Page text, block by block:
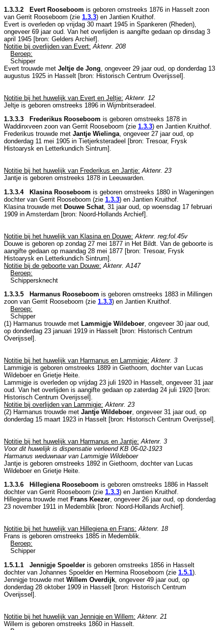
1.3.3.2 Evert Rooseboom is geboren omstreeks 1876 in Hasselt zoon
van Gerrit Rooseboom (zie 1.3.3) en Jantien Kruithof.
Evert is overleden op vrijdag 30 maart 1945 in Spankeren (Rheden),
ongeveer 69 jaar oud. Van het overlijden is aangifte gedaan op dinsdag 3
april 1945 [bron: Gelders Archief].
Notitie bij overlijden van Evert: Aktenr. 208
Beroep:
Schipper
Evert trouwde met Jeltje de Jong, ongeveer 29 jaar oud, op donderdag 13
augustus 1925 in Hasselt [bron: Historisch Centrum Overijssel ].
Notitie bij het huwelijk van Evert en Jeltje: Aktenr. 12
Jeltje is geboren omstreeks 1896 in Wijmbritseradeel .
1.3.3.3 Frederikus Rooseboom is geboren omstreeks 1878 in
Waddinxveen zoon van Gerrit Rooseboom (zie 1.3.3) en Jantien Kruithof.
Frederikus trouwde met Jantje Wielinga, ongeveer 27 jaar oud, op
donderdag 11 mei 1905 in Tietjerksteradeel [bron: Tresoar, Frysk
Histoarysk en Letterkundich Sintrum].
Notitie bij het huwelijk van Frederikus en Jantje: Aktenr. 23
Jantje is geboren omstreeks 1878 in Leeuwarden.
1.3.3.4 Klasina Rooseboom is geboren omstreeks 1880 in Wageningen
dochter van Gerrit Rooseboom (zie 1.3.3) en Jantien Kruithof.
Klasina trouwde met Douwe Schat, 31 jaar oud, op woensdag 17 februari
1909 in Amsterdam [bron: Noord-Hollands Archief].
Notitie bij het huwelijk van Klasina en Douwe: Aktenr. reg;fol.45v
Douwe is geboren op zondag 27 mei 1877 in Het Bildt . Van de geboorte is
aangifte gedaan op maandag 28 mei 1877 [bron: Tresoar, Frysk
Histoarysk en Letterkundich Sintrum].
Notitie bij de geboorte van Douwe: Aktenr. A147
Beroep:
Schippersknecht
1.3.3.5 Harmanus Rooseboom is geboren omstreeks 1883 in Millingen
zoon van Gerrit Rooseboom (zie 1.3.3) en Jantien Kruithof.
Beroep:
Schipper
(1) Harmanus trouwde met Lammigje Wildeboer, ongeveer 30 jaar oud,
op donderdag 23 januari 1919 in Hasselt [bron: Historisch Centrum
Overijssel ].
Notitie bij het huwelijk van Harmanus en Lammigje: Aktenr. 3
Lammigje is geboren omstreeks 1889 in Giethoorn, dochter van Lucas
Wildeboer en Grietje Heite.
Lammigje is overleden op vrijdag 23 juli 1920 in Hasselt, ongeveer 31 jaar
oud. Van het overlijden is aangifte gedaan op zaterdag 24 juli 1920 [bron:
Historisch Centrum Overijssel ].
Notitie bij overlijden van Lammigje: Aktenr. 23
(2) Harmanus trouwde met Jantje Wildeboer, ongeveer 31 jaar oud, op
donderdag 15 maart 1923 in Hasselt [bron: Historisch Centrum Overijssel ].
Notitie bij het huwelijk van Harmanus en Jantje: Aktenr. 3
Voor dit huwelijk is dispensatie verleend KB 06-02-1923
Harmanus weduwnaar van Lammigje Wildeboer
Jantje is geboren omstreeks 1892 in Giethoorn, dochter van Lucas
Wildeboer en Grietje Heite.
1.3.3.6 Hillegiena Rooseboom is geboren omstreeks 1886 in Hasselt
dochter van Gerrit Rooseboom (zie 1.3.3) en Jantien Kruithof.
Hillegiena trouwde met Frans Keezer, ongeveer 26 jaar oud, op donderdag
23 november 1911 in Medemblik [bron: Noord-Hollands Archief].
Notitie bij het huwelijk van Hillegiena en Frans: Aktenr. 18
Frans is geboren omstreeks 1885 in Medemblik.
Beroep:
Schipper
1.5.1.1 Jennigje Spoelder is geboren omstreeks 1856 in Hasselt
dochter van Johannes Spoelder en Hermina Rooseboom (zie 1.5.1).
Jennigje trouwde met Willem Overdijk , ongeveer 49 jaar oud, op
donderdag 28 oktober 1909 in Hasselt [bron: Historisch Centrum
Overijssel].
Notitie bij het huwelijk van Jennigje en Willem: Aktenr. 21
Willem is geboren omstreeks 1860 in Hasselt